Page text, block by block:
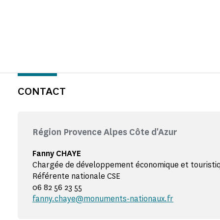
CONTACT
Région Provence Alpes Côte d'Azur
Fanny CHAYE
Chargée de développement économique et
Référente nationale CSE
06 82 56 23 55
fanny.chaye@monuments-nationaux.fr